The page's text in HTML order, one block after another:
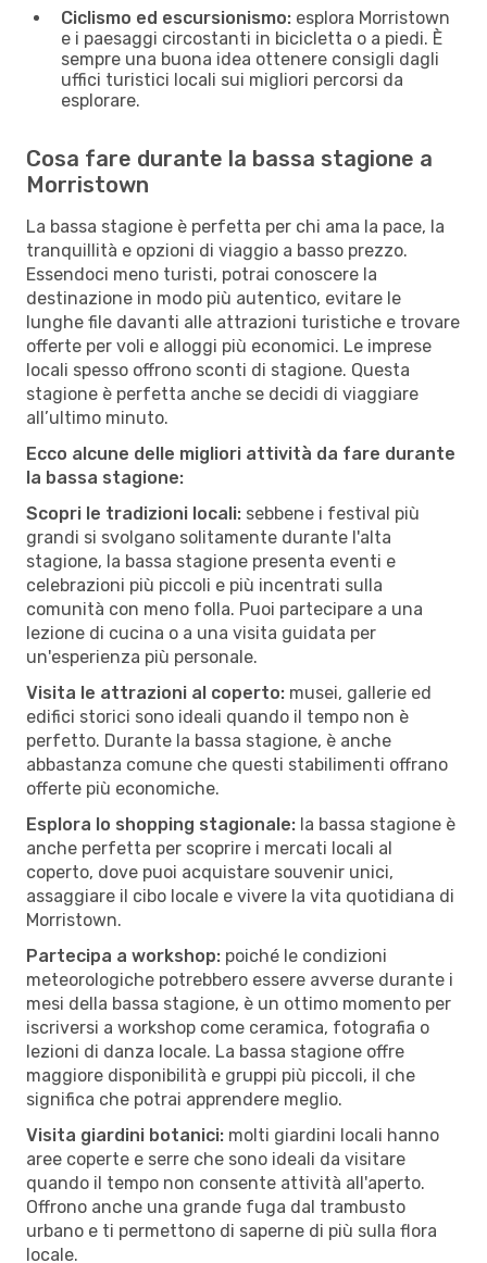
Ciclismo ed escursionismo: esplora Morristown
e i paesaggi circostanti in bicicletta o a piedi. È
sempre una buona idea ottenere consigli dagli
uffici turistici locali sui migliori percorsi da
esplorare.
Cosa fare durante la bassa stagione a
Morristown
La bassa stagione è perfetta per chi ama la pace, la
tranquillità e opzioni di viaggio a basso prezzo.
Essendoci meno turisti, potrai conoscere la
destinazione in modo più autentico, evitare le
lunghe file davanti alle attrazioni turistiche e trovare
offerte per voli e alloggi più economici. Le imprese
locali spesso offrono sconti di stagione. Questa
stagione è perfetta anche se decidi di viaggiare
all’ultimo minuto.
Ecco alcune delle migliori attività da fare durante
la bassa stagione:
Scopri le tradizioni locali: sebbene i festival più
grandi si svolgano solitamente durante l'alta
stagione, la bassa stagione presenta eventi e
celebrazioni più piccoli e più incentrati sulla
comunità con meno folla. Puoi partecipare a una
lezione di cucina o a una visita guidata per
un'esperienza più personale.
Visita le attrazioni al coperto: musei, gallerie ed
edifici storici sono ideali quando il tempo non è
perfetto. Durante la bassa stagione, è anche
abbastanza comune che questi stabilimenti offrano
offerte più economiche.
Esplora lo shopping stagionale: la bassa stagione è
anche perfetta per scoprire i mercati locali al
coperto, dove puoi acquistare souvenir unici,
assaggiare il cibo locale e vivere la vita quotidiana di
Morristown.
Partecipa a workshop: poiché le condizioni
meteorologiche potrebbero essere avverse durante i
mesi della bassa stagione, è un ottimo momento per
iscriversi a workshop come ceramica, fotografia o
lezioni di danza locale. La bassa stagione offre
maggiore disponibilità e gruppi più piccoli, il che
significa che potrai apprendere meglio.
Visita giardini botanici: molti giardini locali hanno
aree coperte e serre che sono ideali da visitare
quando il tempo non consente attività all'aperto.
Offrono anche una grande fuga dal trambusto
urbano e ti permettono di saperne di più sulla flora
locale.